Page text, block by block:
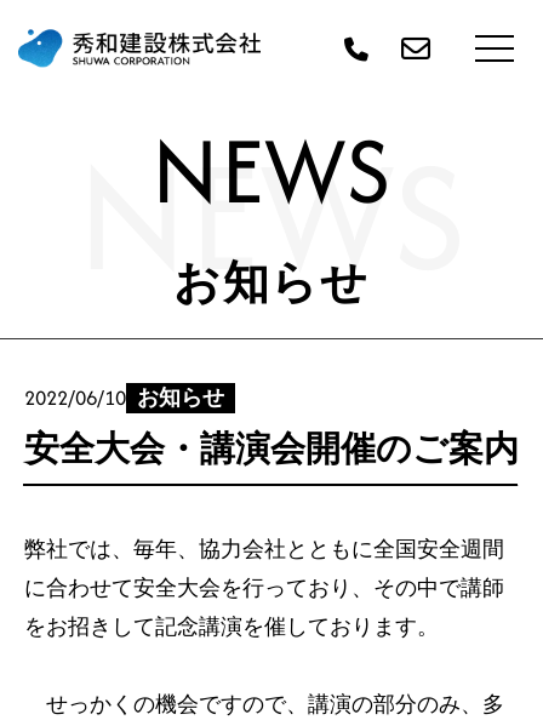
NEWS
NEWS
お知らせ
2022/06/10 お知らせ
安全大会・講演会開催のご案内
弊社では、毎年、協力会社とともに全国安全週間
に合わせて安全大会を行っており、その中で講師
をお招きして記念講演を催しております。
せっかくの機会ですので、講演の部分のみ、多